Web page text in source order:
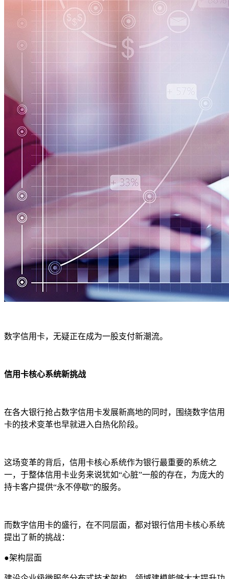
数字信用卡，无疑正在成为一股支付新潮流。
信用卡核心系统新挑战
在各大银行抢占数字信用卡发展新高地的同时，围绕数字信用
卡的技术变革也早就进入白热化阶段。
这场变革的背后，信用卡核心系统作为银行最重要的系统之
一，于整体信用卡业务来说犹如“心脏”一般的存在，为庞大的
持卡客户提供“永不停歇”的服务。
而数字信用卡的盛行，在不同层面，都对银行信用卡核心系统
提出了新的挑战：
●架构层面